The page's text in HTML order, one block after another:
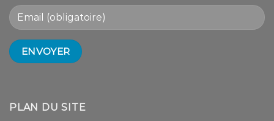
PLAN DU SITE